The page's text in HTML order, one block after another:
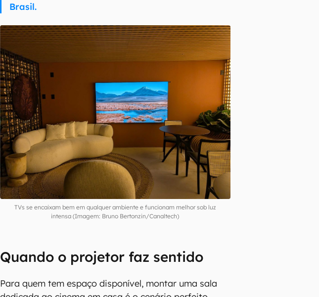
Brasil.
TVs se encaixam bem em qualquer ambiente e funcionam melhor sob luz
intensa (Imagem: Bruno Bertonzin/Canaltech)
Quando o projetor faz sentido
Para quem tem espaço disponível, montar uma sala